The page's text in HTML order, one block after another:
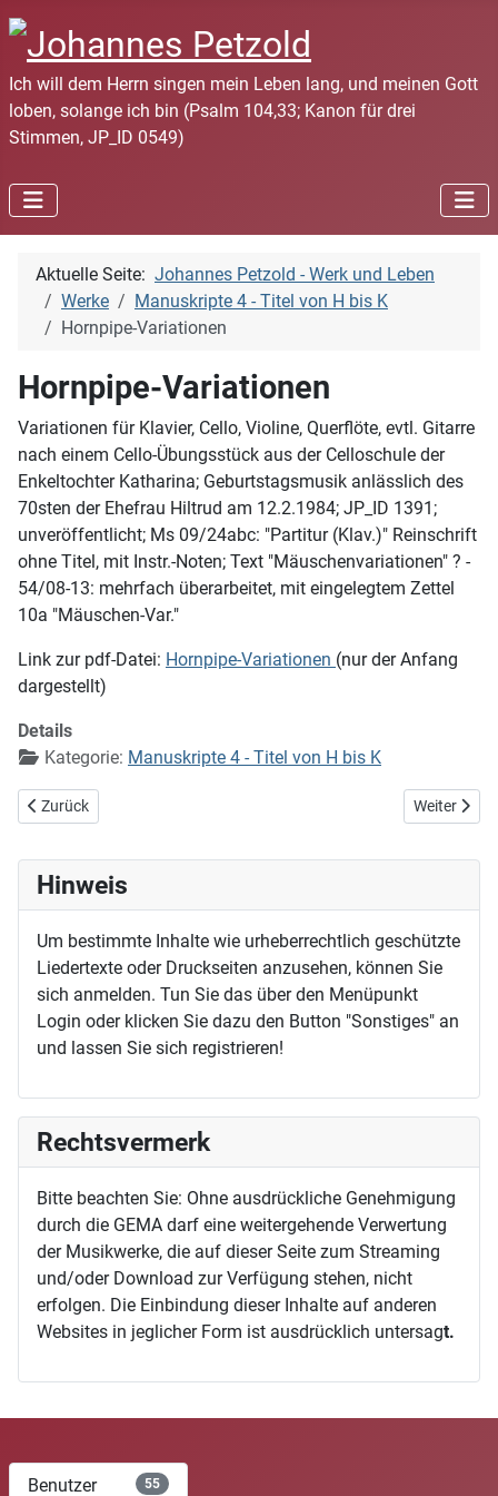
Ich will dem Herrn singen mein Leben lang, und meinen Gott
loben, solange ich bin (Psalm 104,33; Kanon für drei
Stimmen, JP_ID 0549)
Aktuelle Seite: Johannes Petzold - Werk und Leben
Werke
Manuskripte 4 - Titel von H bis K
Hornpipe-Variationen
Hornpipe-Variationen
Variationen für Klavier, Cello, Violine, Querflöte, evtl. Gitarre
nach einem Cello-Übungsstück aus der Celloschule der
Enkeltochter Katharina; Geburtstagsmusik anlässlich des
70sten der Ehefrau Hiltrud am 12.2.1984; JP_ID 1391;
unveröffentlicht; Ms 09/24abc: "Partitur (Klav.)" Reinschrift
ohne Titel, mit Instr.-Noten; Text "Mäuschenvariationen" ? -
54/08-13: mehrfach überarbeitet, mit eingelegtem Zettel
10a "Mäuschen-Var."
Link zur pdf-Datei: Hornpipe-Variationen (nur der Anfang
dargestellt)
Details
Kategorie: Manuskripte 4 - Titel von H bis K
Vorheriger Beitrag: Holz auf Jesu Schulter (EG 97)
Zurück Nächster
Weiter
Hinweis
Um bestimmte Inhalte wie urheberrechtlich geschützte
Liedertexte oder Druckseiten anzusehen, können Sie
sich anmelden. Tun Sie das über den Menüpunkt
Login oder klicken Sie dazu den Button "Sonstiges" an
und lassen Sie sich registrieren!
Rechtsvermerk
Bitte beachten Sie: Ohne ausdrückliche Genehmigung
durch die GEMA darf eine weitergehende Verwertung
der Musikwerke, die auf dieser Seite zum Streaming
und/oder Download zur Verfügung stehen, nicht
erfolgen. Die Einbindung dieser Inhalte auf anderen
Websites in jeglicher Form ist ausdrücklich untersagt.
Benutzer 55